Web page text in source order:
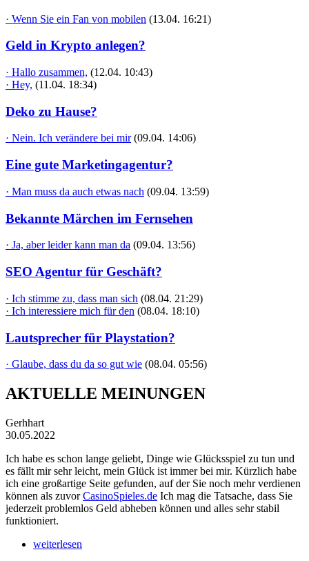
· Wenn Sie ein Fan von mobilen (13.04. 16:21)
Geld in Krypto anlegen?
· Hallo zusammen, (12.04. 10:43)
· Hey, (11.04. 18:34)
Deko zu Hause?
· Nein. Ich verändere bei mir (09.04. 14:06)
Eine gute Marketingagentur?
· Man muss da auch etwas nach (09.04. 13:59)
Bekannte Märchen im Fernsehen
· Ja, aber leider kann man da (09.04. 13:56)
SEO Agentur für Geschäft?
· Ich stimme zu, dass man sich (08.04. 21:29)
· Ich interessiere mich für den (08.04. 18:10)
Lautsprecher für Playstation?
· Glaube, dass du da so gut wie (08.04. 05:56)
AKTUELLE MEINUNGEN
Gerhhart
30.05.2022
Ich habe es schon lange geliebt, Dinge wie Glücksspiel zu tun und
es fällt mir sehr leicht, mein Glück ist immer bei mir. Kürzlich habe
ich eine großartige Seite gefunden, auf der Sie noch mehr verdienen
können als zuvorCasinoSpieles.de Ich mag die Tatsache, dass Sie
jederzeit problemlos Geld abheben können und alles sehr stabil
funktioniert.
weiterlesen